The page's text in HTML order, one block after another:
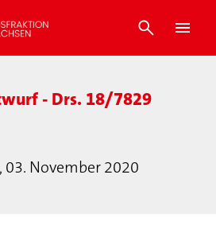
- Drs. 18/7829
03. November 2020